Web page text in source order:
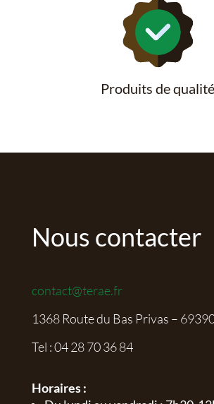
Produits de qualité
Nous contacter
contact@terae.fr
1368 Route du Bas Privas –
Tel :04 28 70 36 84
Horaires :